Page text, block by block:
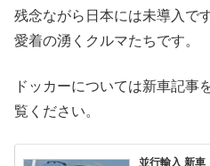
残念ながら日本には未導入で
愛着の湧くクルマたちです。
ドッカーについては新車記事
覧ください。
並行輸入 新車